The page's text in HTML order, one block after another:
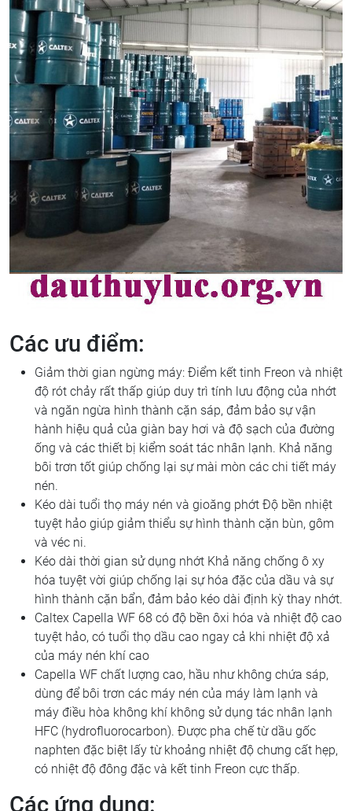
Các ưu điểm:
Giảm thời gian ngừng máy: Điểm kết tinh Freon và nhiệt
độ rót chảy rất thấp giúp duy trì tính lưu động của nhớt
và ngăn ngừa hình thành cặn sáp, đảm bảo sự vận
hành hiệu quả của giàn bay hơi và độ sạch của đường
ống và các thiết bị kiểm soát tác nhân lạnh. Khả năng
bôi trơn tốt giúp chống lại sự mài mòn các chi tiết máy
nén.
Kéo dài tuổi thọ máy nén và gioăng phớt Độ bền nhiệt
tuyệt hảo giúp giảm thiểu sự hình thành cặn bùn, gôm
và véc ni.
Kéo dài thời gian sử dụng nhớt Khả năng chống ô xy
hóa tuyệt vời giúp chống lại sự hóa đặc của dầu và sự
hình thành cặn bẩn, đảm bảo kéo dài định kỳ thay nhớt.
Caltex Capella WF 68 có độ bền ôxi hóa và nhiệt độ cao
tuyệt hảo, có tuổi thọ dầu cao ngay cả khi nhiệt độ xả
của máy nén khí cao
Capella WF chất lượng cao, hầu như không chứa sáp,
dùng để bôi trơn các máy nén của máy làm lạnh và
máy điều hòa không khí không sử dụng tác nhân lạnh
HFC (hydrofluorocarbon). Được pha chế từ dầu gốc
naphten đặc biệt lấy từ khoảng nhiệt độ chưng cất hẹp,
có nhiệt độ đông đặc và kết tinh Freon cực thấp.
Các ứng dụng: